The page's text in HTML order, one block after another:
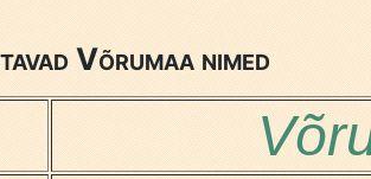
Võrumaa nimed